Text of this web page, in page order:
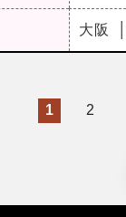
大阪
1 2